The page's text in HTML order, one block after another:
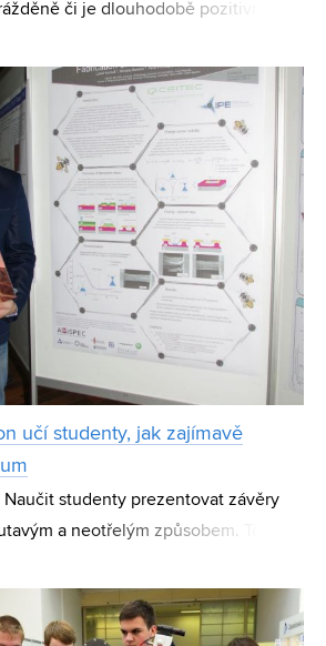
či je dlouhodobě pozitivně
se podílí i studentka Fakult
učí studenty, jak zajímavě
Naučit studenty prezentovat závěry
a neotřelým způsobem. To je
strojního inženýrství VUT. Letos